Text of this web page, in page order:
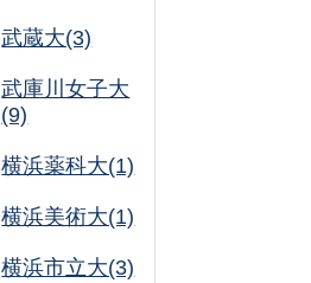
武蔵大(3)
武庫川女子大
(9)
横浜薬科大(1)
横浜美術大(1)
横浜市立大(3)